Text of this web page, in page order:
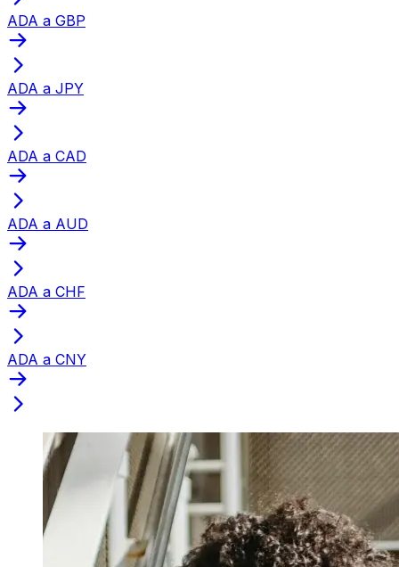
ADA a GBP
ADA a JPY
ADA a CAD
ADA a AUD
ADA a CHF
ADA a CNY